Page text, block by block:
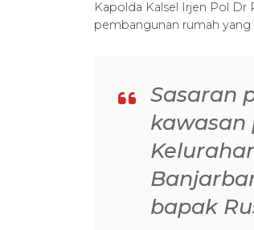
Kapolda Kalsel Irjen Pol
pembangunan rumah yang
Sasaran
bapak